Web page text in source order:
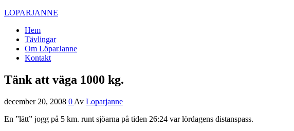
LOPARJANNE
Hem
Tävlingar
Om LöparJanne
Kontakt
Tänk att väga 1000 kg.
december 20, 2008 0 Av Loparjanne
En ”lätt” jogg på 5 km. runt sjöarna på tiden 26:24 var lördagens distanspass.